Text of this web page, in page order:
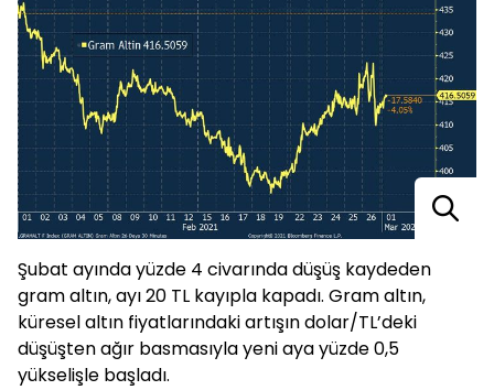
Şubat ayında yüzde 4 civarında düşüş kaydeden
gram altın, ayı 20 TL kayıpla kapadı. Gram altın,
küresel altın fiyatlarındaki artışın dolar/TL’deki
düşüşten ağır basmasıyla yeni aya yüzde 0,5
yükselişle başladı.